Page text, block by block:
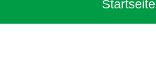
Startseite